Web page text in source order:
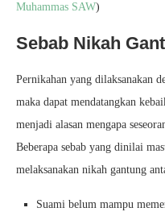
Muhammas SAW)
Sebab Nikah
Pernikahan yang dilaksanakan
maka dapat mendatangkan
menjadi alasan mengapa
Beberapa sebab yang dinilai
melaksanakan nikah gantung
Suami belum mampu